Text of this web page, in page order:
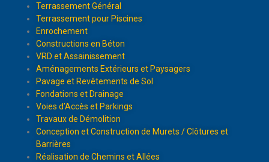
Terrassement Général
Terrassement pour Piscines
Enrochement
Constructions en Béton
VRD et Assainissement
Aménagements Extérieurs et Paysagers
Pavage et Revêtements de Sol
Fondations et Drainage
Voies d’Accès et Parkings
Travaux de Démolition
Conception et Construction de Murets / Clôtures et
Barrières
Réalisation de Chemins et Allées